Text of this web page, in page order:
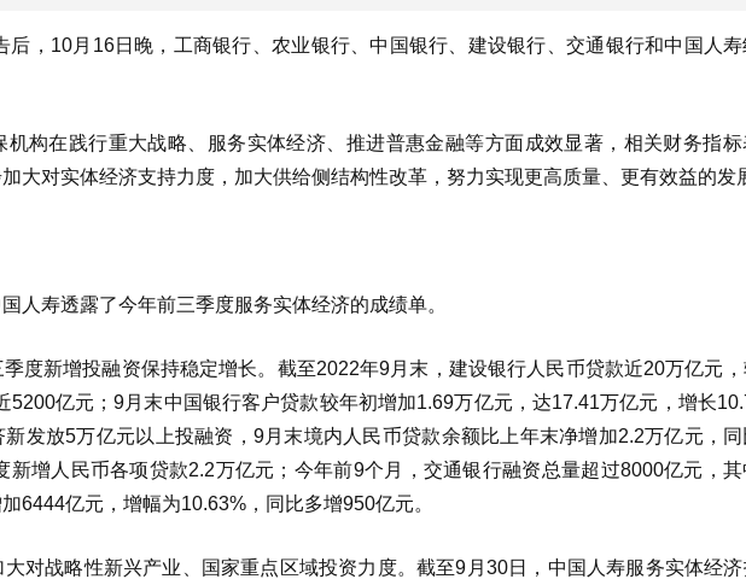
后，10月16日晚，工商银行、农业银行、中国银行、建设银行、交通银行和中国人
机构在践行重大战略、服务实体经济、推进普惠金融等方面成效显著，相关财务指
大对实体经济支持力度，加大供给侧结构性改革，努力实现更高质量、更有效益的发
人寿透露了今年前三季度服务实体经济的成绩单。
度新增投融资保持稳定增长。截至2022年9月末，建设银行人民币贷款近20万亿元
5200亿元；9月末中国银行客户贷款较年初增加1.69万亿元，达17.41万亿元，增长
发放5万亿元以上投融资，9月末境内人民币贷款余额比上年末净增加2.2万亿元，
新增人民币各项贷款2.2万亿元；今年前9个月，交通银行融资总量超过8000亿元，
6444亿元，增幅为10.63%，同比多增950亿元。
对战略性新兴产业、国家重点区域投资力度。截至9月30日，中国人寿服务实体经